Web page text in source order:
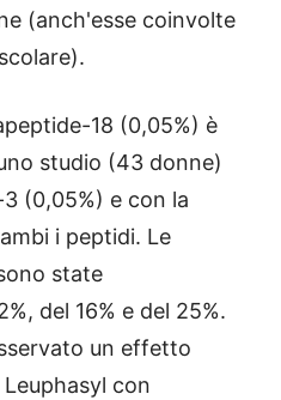
(anch'esse coinvolte
18 (0,05%) è
studio (43 donne)
(0,05%) e con la
i peptidi. Le
state
del 16% e del 25%.
un effetto
con